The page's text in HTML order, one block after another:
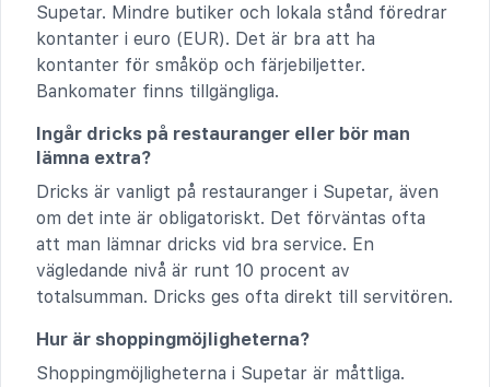
Supetar. Mindre butiker och lokala stånd föredrar
kontanter i euro (EUR). Det är bra att ha
kontanter för småköp och färjebiljetter.
Bankomater finns tillgängliga.
Ingår dricks på restauranger eller bör man
lämna extra?
Dricks är vanligt på restauranger i Supetar, även
om det inte är obligatoriskt. Det förväntas ofta
att man lämnar dricks vid bra service. En
vägledande nivå är runt 10 procent av
totalsumman. Dricks ges ofta direkt till servitören.
Hur är shoppingmöjligheterna?
Shoppingmöjligheterna i Supetar är måttliga.